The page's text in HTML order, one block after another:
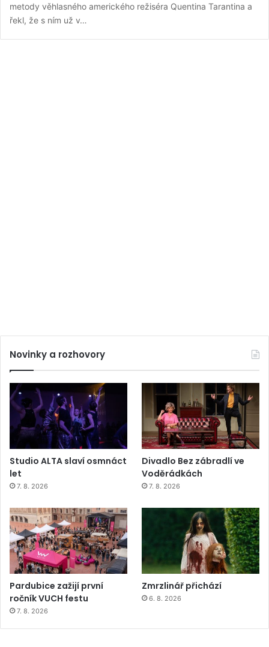
metody věhlasného amerického režiséra Quentina Tarantina a
řekl, že s ním už v…
Novinky a rozhovory
Studio ALTA slaví osmnáct
let
7. 8. 2026
Divadlo Bez zábradlí ve
Voděrádkách
7. 8. 2026
Pardubice zažijí první
ročník VUCH festu
7. 8. 2026
Zmrzlinář přichází
6. 8. 2026